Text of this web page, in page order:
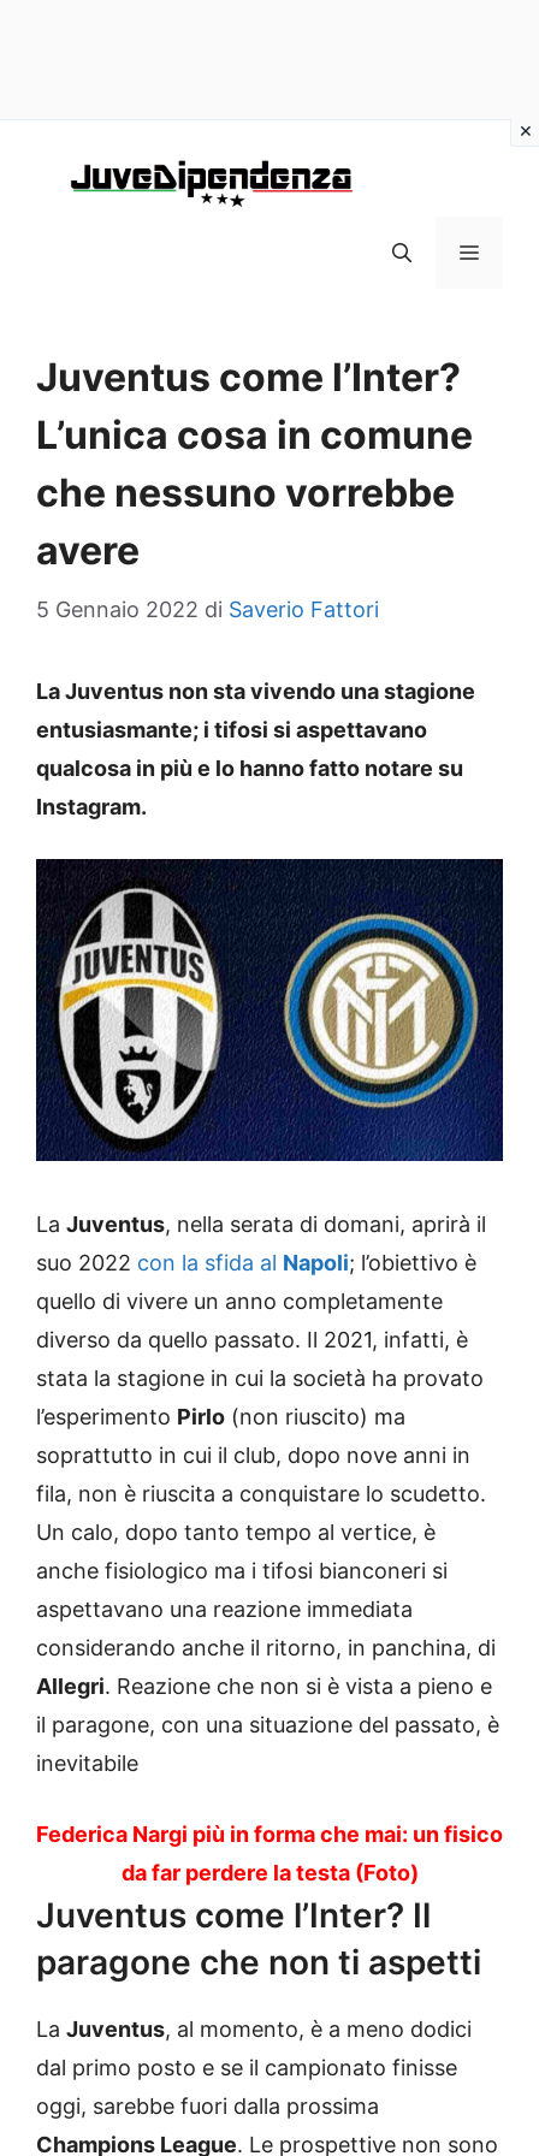
MENU
Juventus come l’Inter?
L’unica cosa in comune
che nessuno vorrebbe
avere
5 Gennaio 2022 di Saverio Fattori
La Juventus non sta vivendo una stagione
entusiasmante; i tifosi si aspettavano
qualcosa in più e lo hanno fatto notare su
Instagram.
La Juventus, nella serata di domani, aprirà il
suo 2022 con la sfida al Napoli; l’obiettivo è
quello di vivere un anno completamente
diverso da quello passato. Il 2021, infatti, è
stata la stagione in cui la società ha provato
l’esperimento Pirlo (non riuscito) ma
soprattutto in cui il club, dopo nove anni in
fila, non è riuscita a conquistare lo scudetto.
Un calo, dopo tanto tempo al vertice, è
anche fisiologico ma i tifosi bianconeri si
aspettavano una reazione immediata
considerando anche il ritorno, in panchina, di
Allegri. Reazione che non si è vista a pieno e
il paragone, con una situazione del passato, è
inevitabile
Federica Nargi più in forma che mai: un fisico
da far perdere la testa (Foto)
Juventus come l’Inter? Il
paragone che non ti aspetti
La Juventus, al momento, è a meno dodici
dal primo posto e se il campionato finisse
oggi, sarebbe fuori dalla prossima
Champions League. Le prospettive non sono